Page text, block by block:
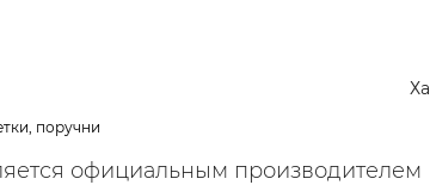
поручни
официальным производителем